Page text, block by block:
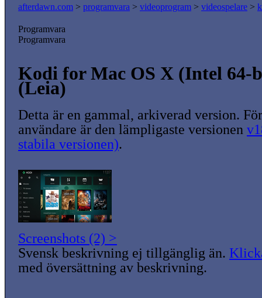
afterdawn.com > programvara > videoprogram > videospelare >
Programvara
Programvara
Kodi for Mac OS X (Intel 64-
(Leia)
Detta är en gammal, arkiverad version.
användare är den lämpligaste versionen
stabila versionen).
Screenshots (2) >
Svensk beskrivning ej tillgänglig än.
med översättning av beskrivning.